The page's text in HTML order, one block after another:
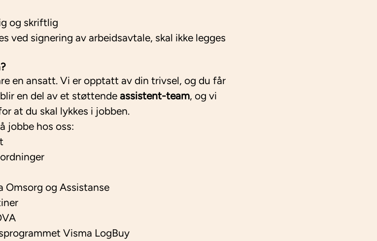
og skriftlig
ved signering av arbeidsavtale, skal ikke legges
en ansatt. Vi er opptatt av din trivsel, og du får
en del av et støttende assistent-team, og vi
at du skal lykkes i jobben.
jobbe hos oss:
Omsorg og Assistanse
Visma LogBuy